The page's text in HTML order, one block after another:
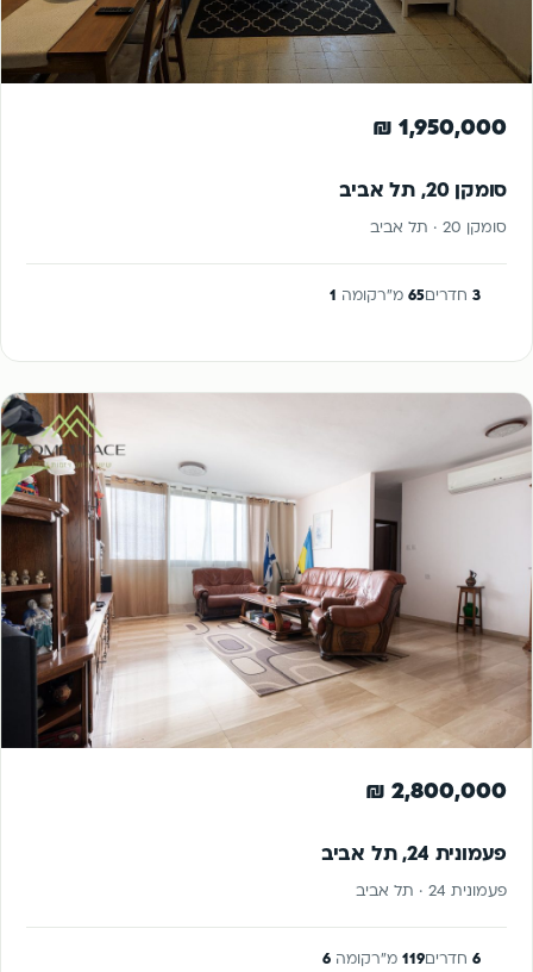
1,950,000 ₪
סומקן 20, תל אביב
סומקן 20 · תל אביב
3 חדרים65 מ"רקומה 1
2,800,000 ₪
פעמונית 24, תל אביב
פעמונית 24 · תל אביב
6 חדרים119 מ"רקומה6